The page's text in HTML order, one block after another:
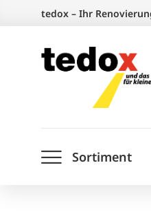
springen
tedox – Ihr
Sortiment